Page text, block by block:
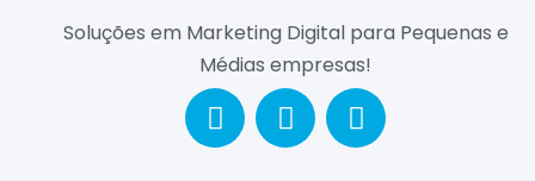
Soluções em Marketing Digital para Pequenas e
Médias empresas!